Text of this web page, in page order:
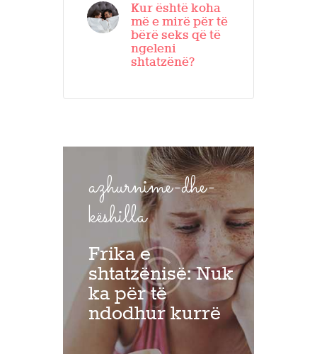
Kur është koha
më e mirë për të
bërë seks që të
ngeleni
shtatzënë?
azhurnime-dhe-
këshilla
Frika e
shtatzënisë: Nuk
ka për të
ndodhur kurrë